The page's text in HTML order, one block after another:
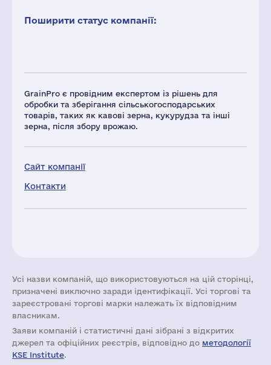
GrainPro є провідним експертом із рішень для
обробки та зберігання сільськогосподарських
товарів, таких як кавові зерна, кукурудза та інші
зерна, після збору врожаю.
Сайт компанії
Контакти
Поширити статус компанії:
Усі назви компаній, що використовуються на цій сторінці,
призначені виключно заради ідентифікації. Усі торгові та
зареєстровані торгові марки належать їх відповідним
власникам.
Заяви компаній i статистичні дані зібрані з відкритих
джерел та офіційних реєстрів, відповідно до методології
KSE Institute.